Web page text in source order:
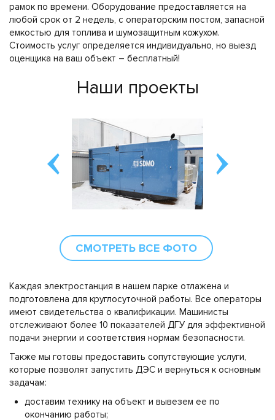
рамок по времени. Оборудование предоставляется на
любой срок от 2 недель, с операторским постом, запасной
емкостью для топлива и шумозащитным кожухом.
Стоимость услуг определяется индивидуально, но выезд
оценщика на ваш объект – бесплатный!
Наши проекты
СМОТРЕТЬ ВСЕ ФОТО
Каждая электростанция в нашем парке отлажена и
подготовлена для круглосуточной работы. Все операторы
имеют свидетельства о квалификации. Машинисты
отслеживают более 10 показателей ДГУ для эффективной
подачи энергии и соответствия нормам безопасности.
Также мы готовы предоставить сопутствующие услуги,
которые позволят запустить ДЭС и вернуться к основным
задачам:
доставим технику на объект и вывезем ее по
окончанию работы;